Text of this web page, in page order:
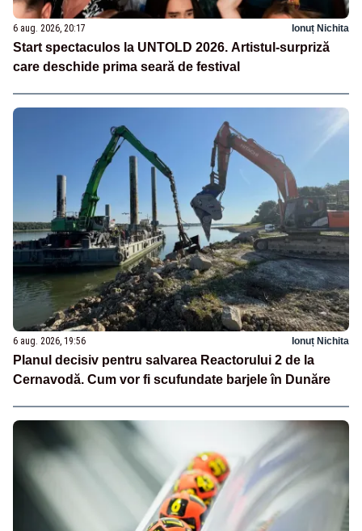
6 aug. 2026, 20:17 Ionuț Nichita
Start spectaculos la UNTOLD 2026. Artistul-surpriză
care deschide prima seară de festival
6 aug. 2026, 19:56 Ionuț Nichita
Planul decisiv pentru salvarea Reactorului 2 de la
Cernavodă. Cum vor fi scufundate barjele în Dunăre